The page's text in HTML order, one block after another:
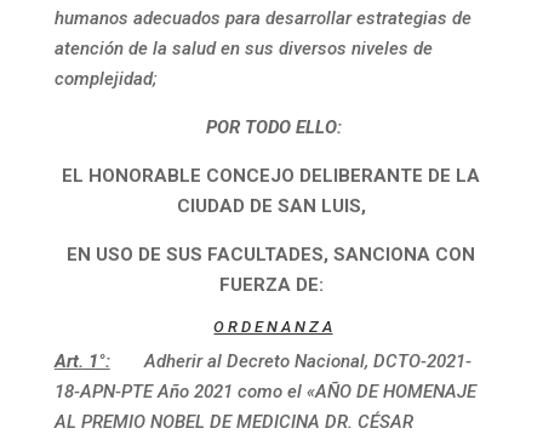
humanos adecuados para desarrollar estrategias de
atención de la salud en sus diversos niveles de
complejidad;
POR TODO ELLO:
EL HONORABLE CONCEJO DELIBERANTE DE LA
CIUDAD DE SAN LUIS,
EN USO DE SUS FACULTADES, SANCIONA CON
FUERZA DE:
O R D E N A N Z A
Art. 1°:
Adherir al Decreto Nacional, DCTO-2021-
18-APN-PTE Año 2021 como el «AÑO DE HOMENAJE
AL PREMIO NOBEL DE MEDICINA DR. CÉSAR